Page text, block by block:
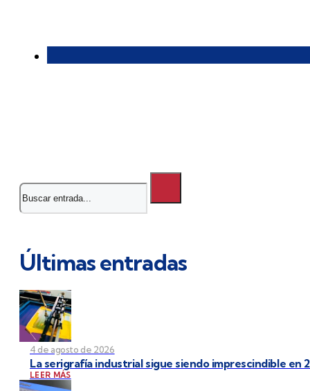
Últimas entradas
4 de agosto de 2026
La serigrafía industrial sigue siendo imprescindible en
LEER MÁS